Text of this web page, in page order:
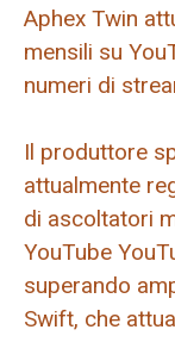
Aphex Twin
mensili su
numeri di
Il produttore
attualmente
di ascoltatori
YouTube
superando
Swift, che